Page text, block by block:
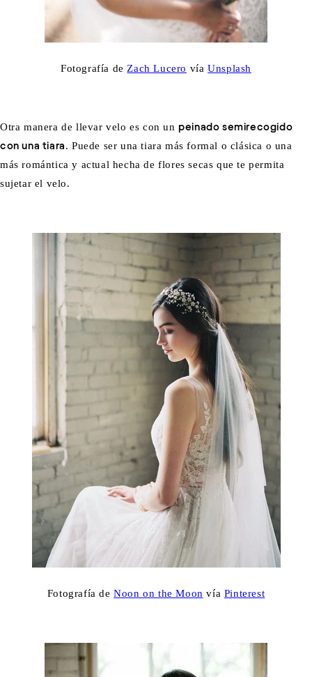
Fotografía deZach Lucero víaUnsplash
Otra manera de llevar velo es con unpeinado semirecogido
con una tiara. Puede ser una tiara más formal o clásica o una
más romántica y actual hecha de flores secas que te permita
sujetar el velo.
Fotografía deNoon on the Moon vía Pinterest